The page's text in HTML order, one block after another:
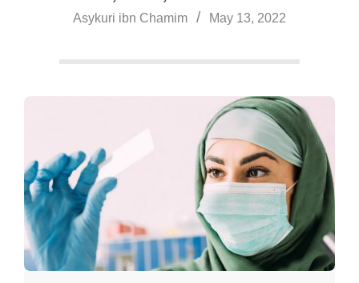
Asykuri ibn Chamim May 13, 2022